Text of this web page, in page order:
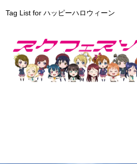
Tag List for ハッピーハロウィーン